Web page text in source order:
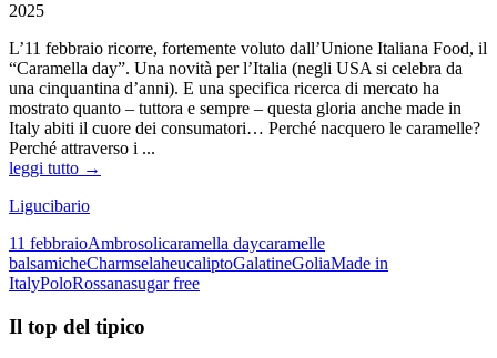
2025
L’11 febbraio ricorre, fortemente voluto dall’Unione Italiana Food, il
“Caramella day”. Una novità per l’Italia (negli USA si celebra da
una cinquantina d’anni). E una specifica ricerca di mercato ha
mostrato quanto – tuttora e sempre – questa gloria anche made in
Italy abiti il cuore dei consumatori… Perché nacquero le caramelle?
Perché attraverso i ...
leggi tutto →
Ligucibario
11 febbraioAmbrosolicaramella daycaramelle
balsamicheCharmselaheucaliptoGalatineGoliaMade in
ItalyPoloRossanasugar free
Il top del tipico